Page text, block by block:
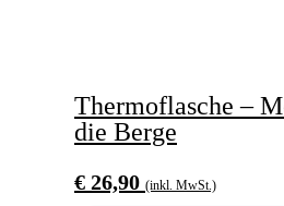
Thermoflasche –
die Berge
€ 26,90 (inkl. MwSt.)